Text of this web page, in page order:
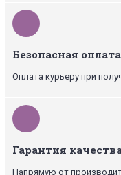
Безопасная оплата
Оплата курьеру при
Гарантия
Напрямую от